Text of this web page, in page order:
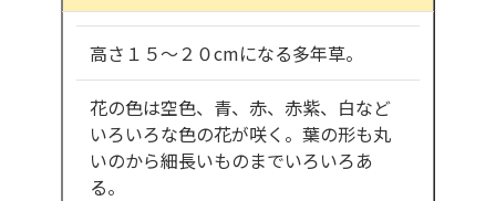
高さ１５～２０cmになる多年草。
花の色は空色、青、赤、赤紫、白など
いろいろな色の花が咲く。葉の形も丸
いのから細長いものまでいろいろあ
る。